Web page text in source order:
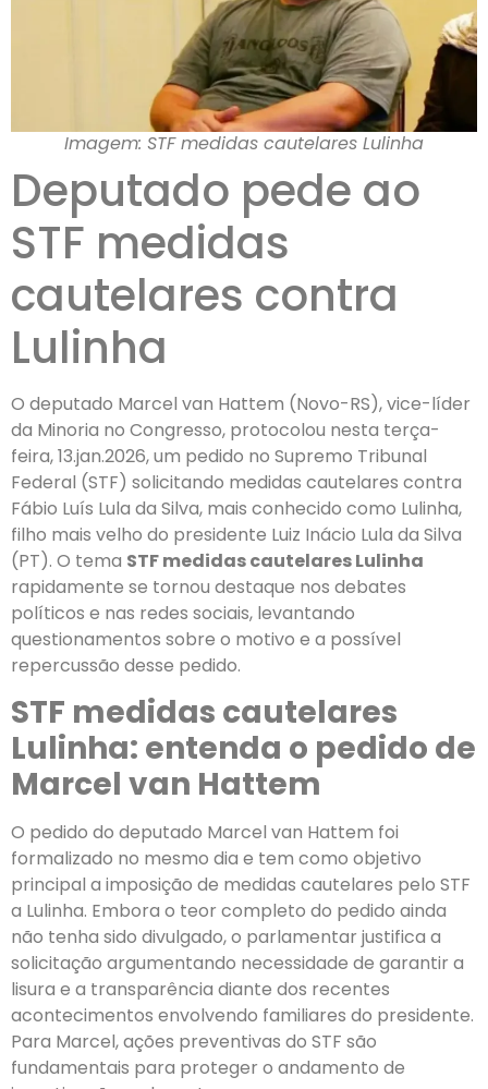
Imagem: STF medidas cautelares Lulinha
Deputado pede ao
STF medidas
cautelares contra
Lulinha
O deputado Marcel van Hattem (Novo-RS), vice-líder
da Minoria no Congresso, protocolou nesta terça-
feira, 13.jan.2026, um pedido no Supremo Tribunal
Federal (STF) solicitando medidas cautelares contra
Fábio Luís Lula da Silva, mais conhecido como Lulinha,
filho mais velho do presidente Luiz Inácio Lula da Silva
(PT). O tema STF medidas cautelares Lulinha
rapidamente se tornou destaque nos debates
políticos e nas redes sociais, levantando
questionamentos sobre o motivo e a possível
repercussão desse pedido.
STF medidas cautelares
Lulinha: entenda o pedido de
Marcel van Hattem
O pedido do deputado Marcel van Hattem foi
formalizado no mesmo dia e tem como objetivo
principal a imposição de medidas cautelares pelo STF
a Lulinha. Embora o teor completo do pedido ainda
não tenha sido divulgado, o parlamentar justifica a
solicitação argumentando necessidade de garantir a
lisura e a transparência diante dos recentes
acontecimentos envolvendo familiares do presidente.
Para Marcel, ações preventivas do STF são
fundamentais para proteger o andamento de